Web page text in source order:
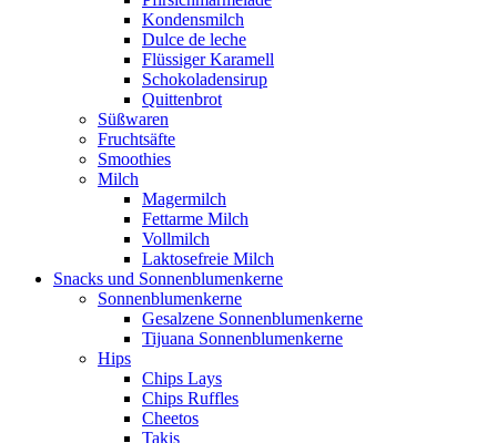
Kondensmilch
Dulce de leche
Flüssiger Karamell
Schokoladensirup
Quittenbrot
Süßwaren
Fruchtsäfte
Smoothies
Milch
Magermilch
Fettarme Milch
Vollmilch
Laktosefreie Milch
Snacks und Sonnenblumenkerne
Sonnenblumenkerne
Gesalzene Sonnenblumenkerne
Tijuana Sonnenblumenkerne
Hips
Chips Lays
Chips Ruffles
Cheetos
Takis